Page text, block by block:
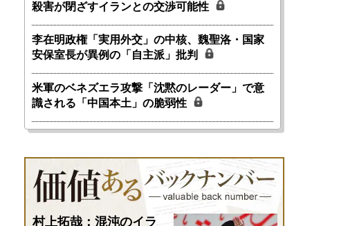
殺害が閉ざすイランとの交渉可能性
李在明政権「実用外交」の中核、魏聖洛・国家
安保室長が異例の「自主派」批判
米軍のベネズエラ攻撃「沈黙のレーダー」で意
識される「中国本土」の脆弱性
村上拓哉：混沌のイラ